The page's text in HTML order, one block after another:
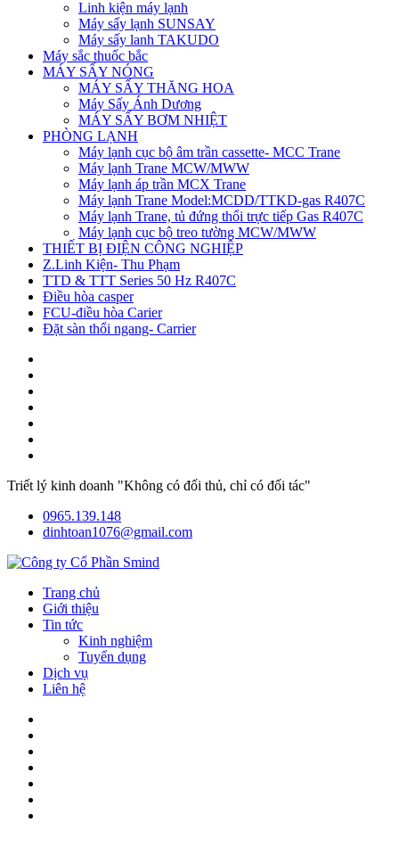
Linh kiện máy lạnh
Máy sấy lạnh SUNSAY
Máy sấy lanh TAKUDO
Máy sắc thuốc bắc
MÁY SẤY NÓNG
MÁY SẤY THĂNG HOA
Máy Sấy Ánh Dương
MÁY SẤY BƠM NHIỆT
PHÒNG LẠNH
Máy lạnh cục bộ âm trần cassette- MCC Trane
Máy lạnh Trane MCW/MWW
Máy lạnh áp trần MCX Trane
Máy lạnh Trane Model:MCDD/TTKD-gas R407C
Máy lạnh Trane, tủ đứng thổi trực tiếp Gas R407C
Máy lạnh cục bộ treo tường MCW/MWW
THIẾT BỊ ĐIỆN CÔNG NGHIỆP
Z.Linh Kiện- Thu Phạm
TTD & TTT Series 50 Hz R407C
Điều hòa casper
FCU-điều hòa Carier
Đặt sàn thổi ngang- Carrier
Triết lý kinh doanh "Không có đối thủ, chỉ có đối tác"
0965.139.148
dinhtoan1076@gmail.com
Trang chủ
Giới thiệu
Tin tức
Kinh nghiệm
Tuyển dụng
Dịch vụ
Liên hệ